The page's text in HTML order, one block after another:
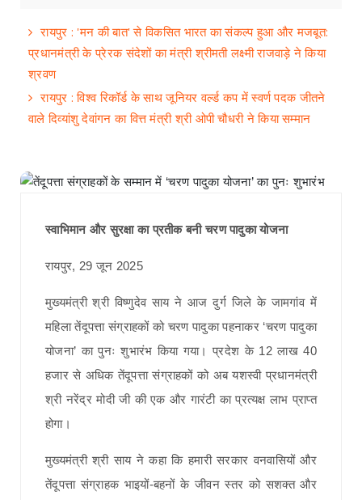
रायपुर : 'मन की बात' से विकसित भारत का संकल्प हुआ और मजबूत:
प्रधानमंत्री के प्रेरक संदेशों का मंत्री श्रीमती लक्ष्मी राजवाड़े ने किया
श्रवण
रायपुर : विश्व रिकॉर्ड के साथ जूनियर वर्ल्ड कप में स्वर्ण पदक जीतने
वाले दिव्यांशु देवांगन का वित्त मंत्री श्री ओपी चौधरी ने किया सम्मान
स्वाभिमान और सुरक्षा का प्रतीक बनी चरण पादुका योजना
रायपुर, 29 जून 2025
मुख्यमंत्री श्री विष्णुदेव साय ने आज दुर्ग जिले के जामगांव में
महिला तेंदूपत्ता संग्राहकों को चरण पादुका पहनाकर ‘चरण पादुका
योजना’ का पुनः शुभारंभ किया गया। प्रदेश के 12 लाख 40
हजार से अधिक तेंदूपत्ता संग्राहकों को अब यशस्वी प्रधानमंत्री
श्री नरेंद्र मोदी जी की एक और गारंटी का प्रत्यक्ष लाभ प्राप्त
होगा।
मुख्यमंत्री श्री साय ने कहा कि हमारी सरकार वनवासियों और
तेंदूपत्ता संग्राहक भाइयों-बहनों के जीवन स्तर को सशक्त और